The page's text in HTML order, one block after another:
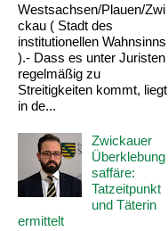
Westsachsen/Plauen/Zwi
ckau ( Stadt des
institutionellen Wahnsinns
).- Dass es unter Juristen
regelmäßig zu
Streitigkeiten kommt, liegt
in de...
Zwickauer
Überklebung
saffäre:
Tatzeitpunkt
und Täterin
ermittelt